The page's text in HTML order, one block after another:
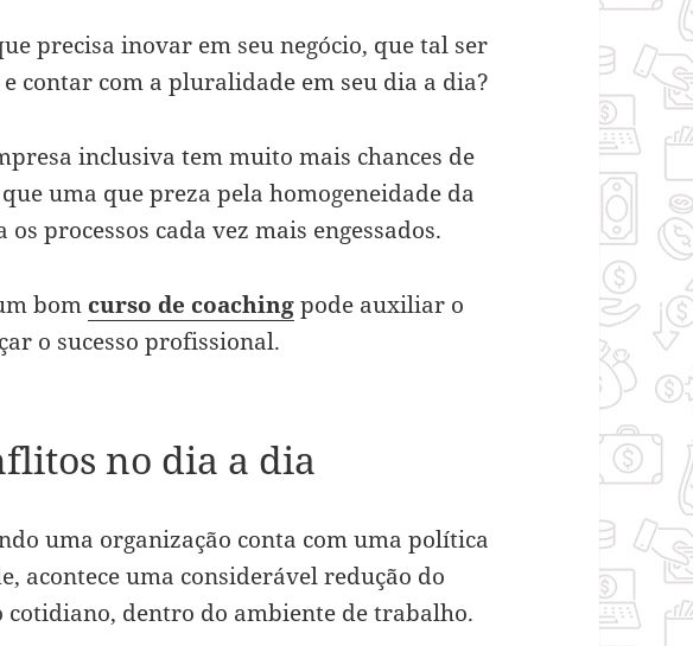
precisa inovar em seu negócio, que tal ser
contar com a pluralidade em seu dia a dia?
inclusiva tem muito mais chances de
uma que preza pela homogeneidade da
processos cada vez mais engessados.
bom curso de coachingpode auxiliar o
o sucesso profissional.
no dia a dia
uma organização conta com uma política
acontece uma considerável redução do
dentro do ambiente de trabalho.